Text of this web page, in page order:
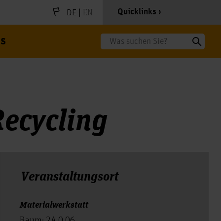
DE | EN Quicklinks
Suche
Veranstal­tungs­ort
Materialwerkstatt